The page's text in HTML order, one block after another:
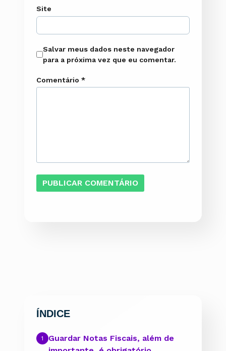
Site
Salvar meus dados neste navegador
para a próxima vez que eu comentar.
Comentário *
ÍNDICE
Guardar Notas Fiscais, além de